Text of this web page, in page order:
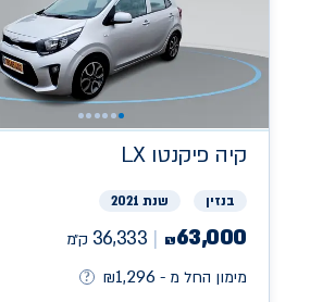
קיה פיקנטו LX
בנזין שנת 2021
₪63,000
36,333 ק״מ
מימון החל מ -
₪1,296